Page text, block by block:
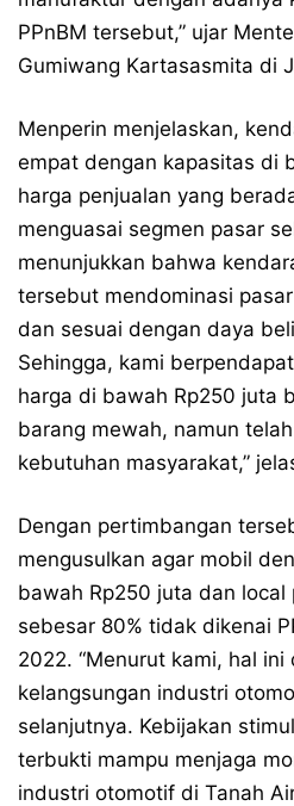
PPnBM tersebut,” ujar
Gumiwang Kartasasmita di
Menperin menjelaskan,
empat dengan kapasitas di
harga penjualan yang
menguasai segmen pasar
menunjukkan bahwa
tersebut mendominasi
dan sesuai dengan daya
Sehingga, kami
harga di bawah Rp250 juta
barang mewah, namun
kebutuhan masyarakat,”
Dengan pertimbangan
mengusulkan agar mobil
bawah Rp250 juta dan local
sebesar 80% tidak dikenai
2022. “Menurut kami, hal ini
kelangsungan industri
selanjutnya. Kebijakan
terbukti mampu menjaga
industri otomotif di Tanah